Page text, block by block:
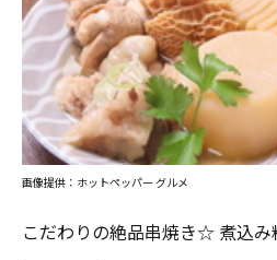
こだわりの絶品串焼き☆ 煮込
画像提供：ホットペッパー グルメ